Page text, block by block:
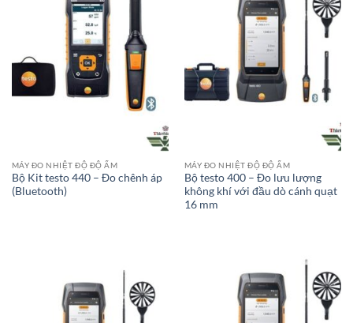
MÁY ĐO NHIỆT ĐỘ ĐỘ ẨM
Bộ Kit testo 440 – Đo chênh áp
(Bluetooth)
MÁY ĐO NHIỆT ĐỘ ĐỘ ẨM
Bộ testo 400 – Đo lưu lượng
không khí với đầu dò cánh quạt
16 mm